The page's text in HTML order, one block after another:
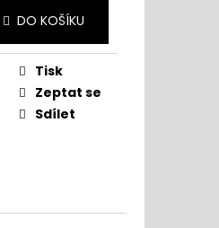
DO KOŠÍKU
Tisk
Zeptat se
Sdílet